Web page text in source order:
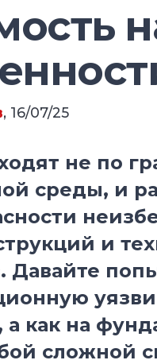
, 16/07/25
не по
среды, и
и
Давайте
как на
сложной